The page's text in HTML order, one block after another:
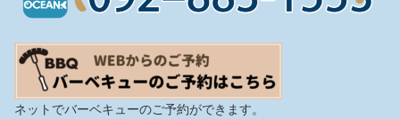
ジ
送
ネットでバーベキューのご予約ができます。